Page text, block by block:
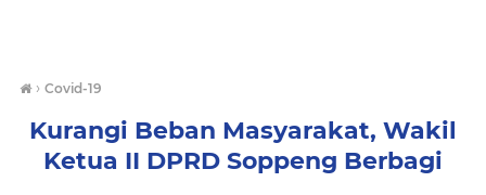
› Covid-19
Kurangi Beban Masyarakat, Wakil
Ketua II DPRD Soppeng Berbagi